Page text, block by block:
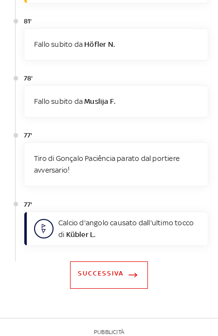
81'
Fallo subito da Höfler N.
78'
Fallo subito daMuslija F.
77'
Tiro di Gonçalo Paciência parato dal portiere
avversario!
77'
Calcio d'angolo causato dall'ultimo tocco
di Kübler L.
SUCCESSIVA
PUBBLICITÀ